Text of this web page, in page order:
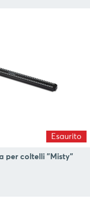
Esaurito
per coltelli "Misty"